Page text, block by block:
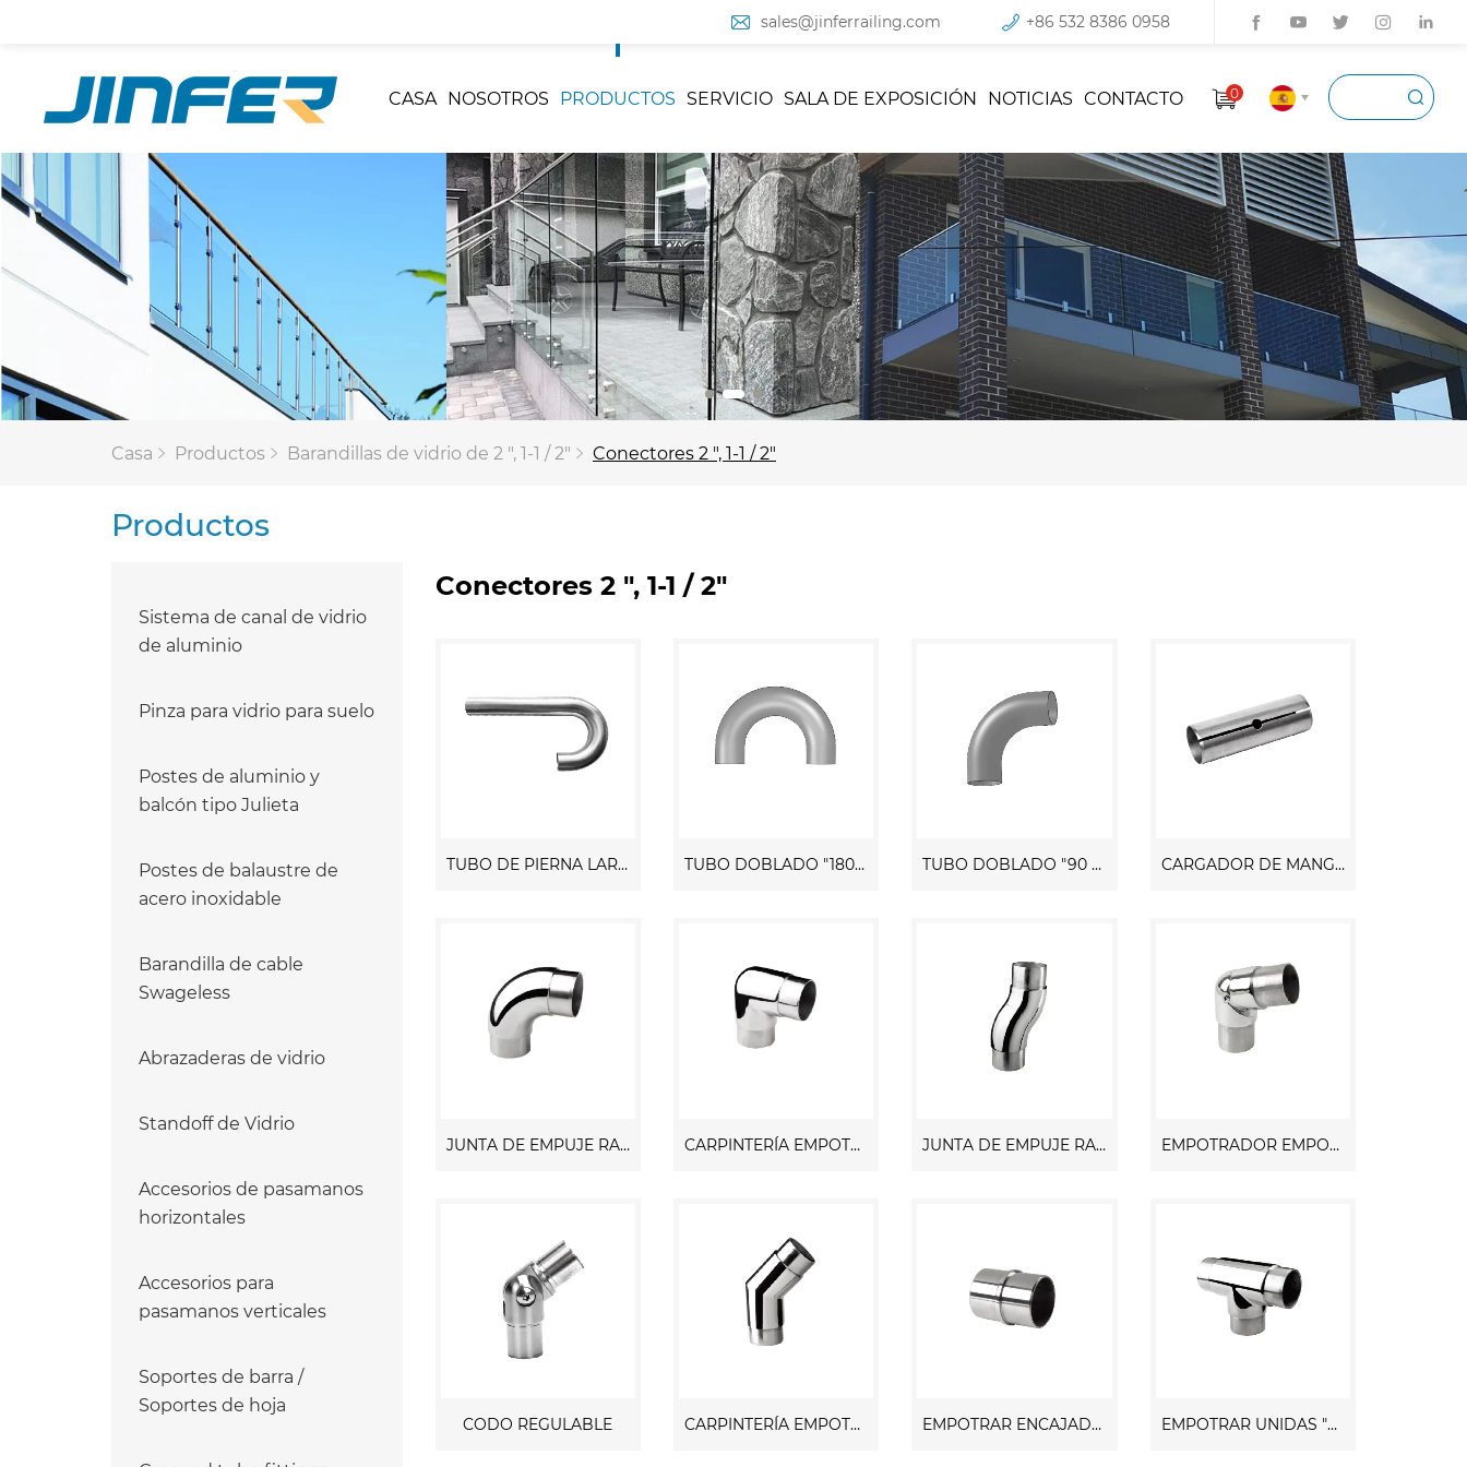
sales@jinferrailing.com +86 532 8386 0958
0
CASA NOSOTROS PRODUCTOS SERVICIO SALA DE EXPOSICIÓN NOTICIAS CONTACTO
Casa Productos Barandillas de vidrio de 2 ", 1-1 / 2" Conectores 2 ", 1-1 / 2"
Productos
Sistema de canal de vidrio
de aluminio
Pinza para vidrio para suelo
Postes de aluminio y
balcón tipo Julieta
Postes de balaustre de
acero inoxidable
Barandilla de cable
Swageless
Abrazaderas de vidrio
Standoff de Vidrio
Accesorios de pasamanos
horizontales
Accesorios para
pasamanos verticales
Soportes de barra /
Soportes de hoja
Conectores 2 ", 1-1 / 2"
TUBO DE PIERNA LARGA Doblado "180 GRADO" TUBO DOBLADO "180 GRADOS" TUBO DOBLADO "90 GRADOS" CARGADOR DE MANGAS
JUNTA DE EMPUJE RADIADO "90 GRADOS" CARPINTERÍA EMPOTRADA "90 GRADOS" JUNTA DE EMPUJE RADIADO "ROTATABLE" EMPOTRADOR EMPOTRADO "AJUSTABLE" DE 90 A 180 GRADOS
CODO REGULABLE CARPINTERÍA EMPOTRADA "135 GRADOS" EMPOTRAR ENCAJADORA "EN LÍNEA" EMPOTRAR UNIDAS "TEE"